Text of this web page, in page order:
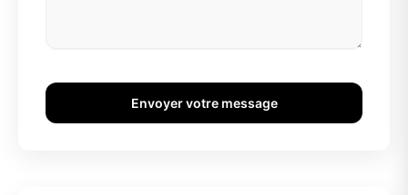
Envoyer votre message